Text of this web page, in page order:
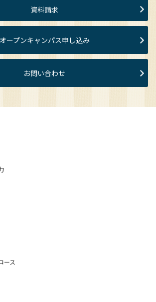
資料請求
オープンキャンパス申し込み
お問い合わせ
ース